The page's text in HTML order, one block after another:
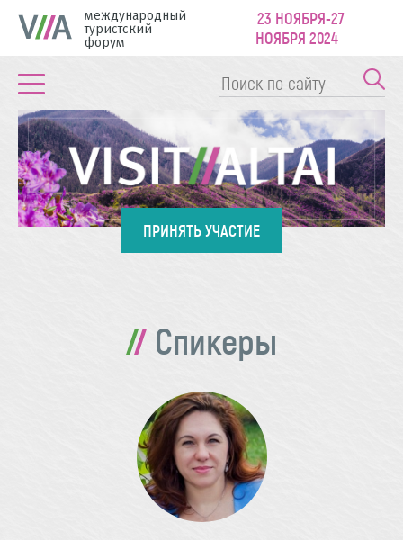
международный
туристский
форум
23 НОЯБРЯ-27
НОЯБРЯ 2024
ПРИНЯТЬ УЧАСТИЕ
Спикеры